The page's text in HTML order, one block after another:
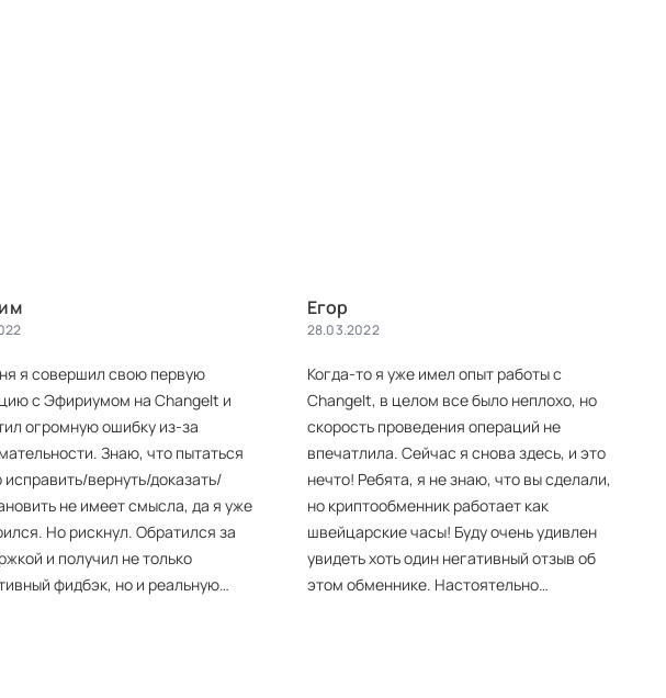
я совершил свою первую
с Эфириумом на ChangeIt и
огромную ошибку из-за
Знаю, что пытаться
исправить/вернуть/доказать/
не имеет смысла, да я уже
Но рискнул. Обратился за
и получил не только
фидбэк, но и реальную
Егор
28.03.2022
Когда-то я уже имел опыт работы с
ChangeIt, в целом все было неплохо, но
скорость проведения операций не
впечатлила. Сейчас я снова здесь, и это
нечто! Ребята, я не знаю, что вы сделали,
но криптообменник работает как
швейцарские часы! Буду очень удивлен
увидеть хоть один негативный отзыв об
этом обменнике. Настоятельно